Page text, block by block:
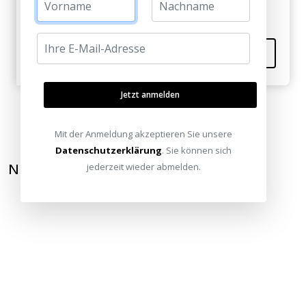
Kommentieren
NEWSLETTER ABONNIEREN
Jetzt anmelden
Mit der Anmeldung akzeptieren Sie unsere
Datenschutzerklärung. Sie können sich
jederzeit wieder abmelden.